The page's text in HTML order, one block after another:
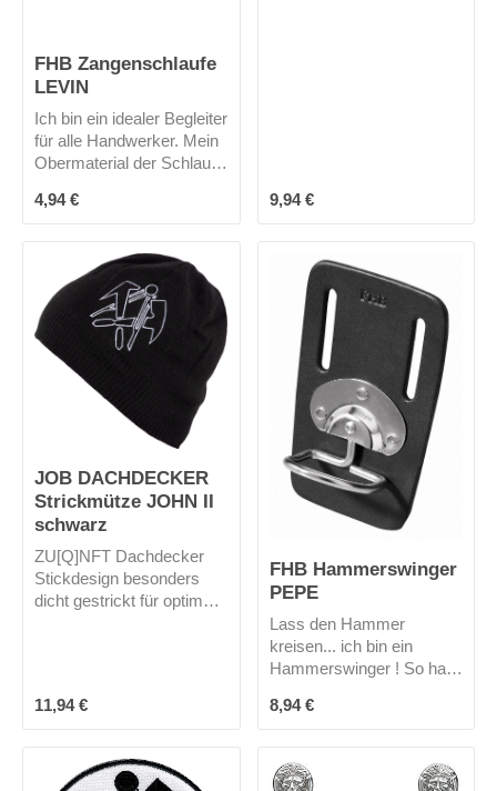
FHB Zangenschlaufe
LEVIN
Ich bin ein idealer Begleiter
für alle Handwerker. Mein
Obermaterial der Schlaufe
Rindleder mit
Kombigerbung. In meiner
Schlaufe sind deine
Zangen gut verstaut,
stören nicht und sind aber
doch jederzeit griffbereit.
Mich gibt es nur in
schwarz.
Regulärer Preis:
4,94 € Regulärer Preis:
9,94 €
JOB DACHDECKER
Strickmütze JOHN II
schwarz
ZU[Q]NFT Dachdecker
Stickdesign besonders
dicht gestrickt für optimale
Regulärer Preis:
11,94 €
FHB Hammerswinger
PEPE
Lass den Hammer
kreisen... ich bin ein
Hammerswinger ! So hast
Werkzeug ist trotzdem
immer griffbereit!Mich gibt
Regulärer Preis:
8,94 €